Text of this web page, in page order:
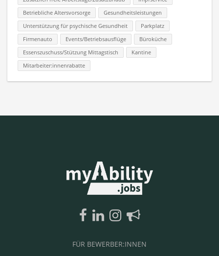
Betriebliche Altersvorsorge
Gesundheitsleistungen
Unterstützung für psychische Gesundheit
Parkplatz
Firmenauto
Events/Betriebsausflüge
Büroküche
Essenszuschuss/Stützung Mittagstisch
Kantine
Mitarbeiter:innenrabatte
FÜR BEWERBER:INNEN